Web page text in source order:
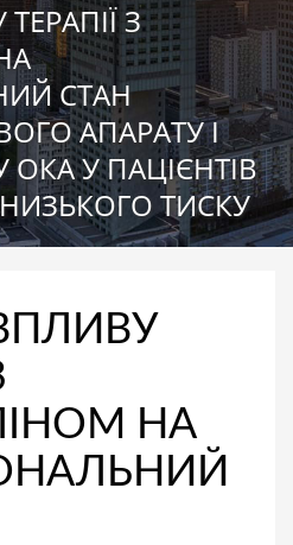
З
СТАН
АПАРАТУ І
ОКА У ПАЦІЄНТІВ
ТИСКУ
НА